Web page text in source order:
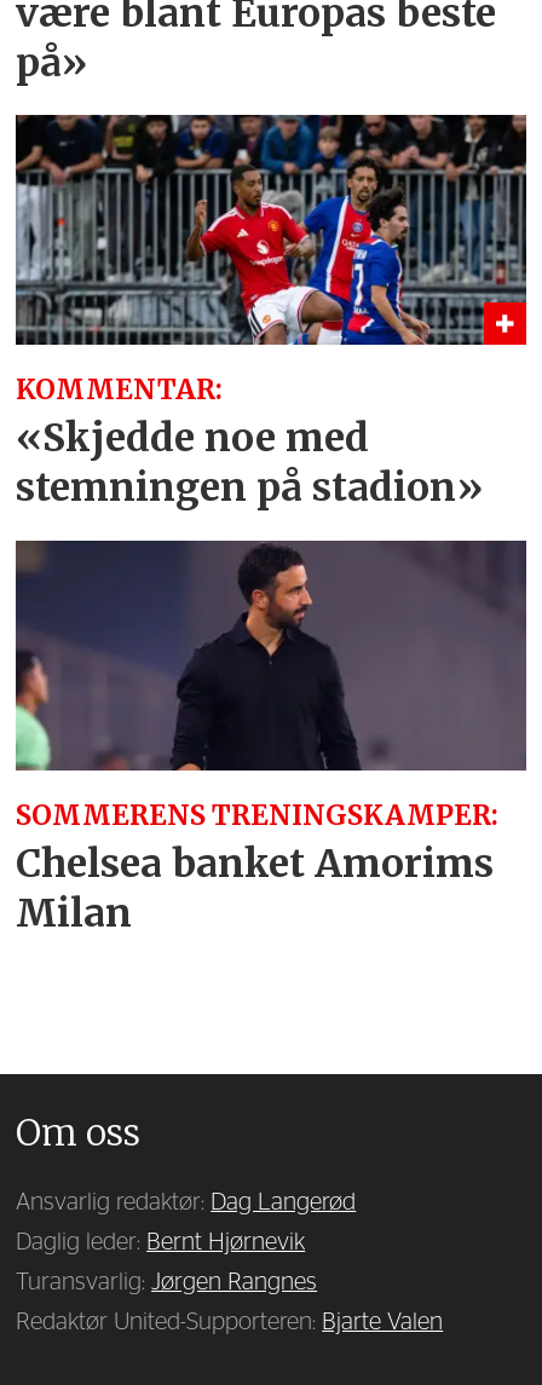
være blant Europas beste
på»
KOMMENTAR:
«Skjedde noe med
stemningen på stadion»
SOMMERENS TRENINGSKAMPER:
Chelsea banket Amorims
Milan
Om oss
Ansvarlig redaktør: Dag Langerød
Daglig leder: Bernt Hjørnevik
Turansvarlig:Jørgen Rangnes
Redaktør United-Supporteren: Bjarte Valen